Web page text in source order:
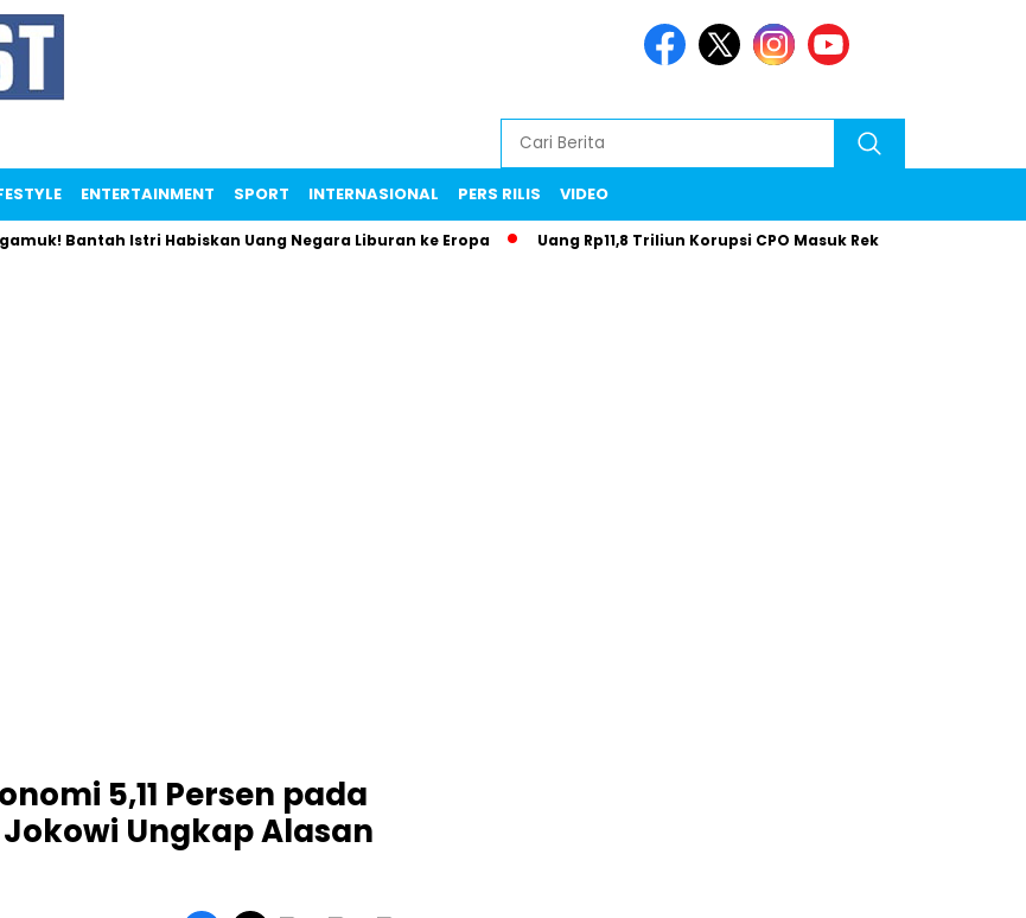
ENTERTAINMENT SPORT INTERNASIONAL PERS RILIS VIDEO
Bantah Istri Habiskan Uang Negara Liburan ke Eropa Uang Rp11,8 Triliun Korupsi CPO Masuk Rekening Negara
5,11 Persen pada
Ungkap Alasan